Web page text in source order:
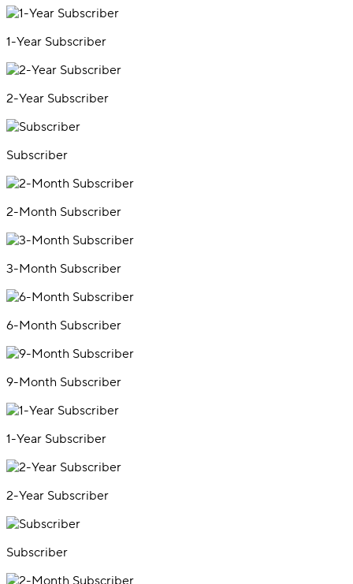
1-Year Subscriber
2-Year Subscriber
Subscriber
2-Month Subscriber
3-Month Subscriber
6-Month Subscriber
9-Month Subscriber
1-Year Subscriber
2-Year Subscriber
Subscriber